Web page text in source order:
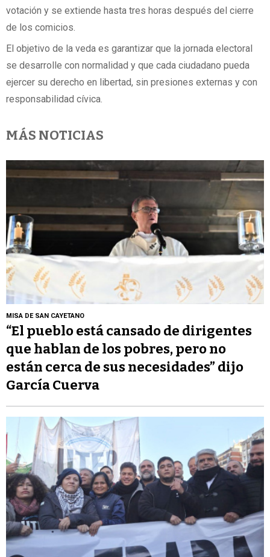
votación y se extiende hasta tres horas después del cierre
de los comicios.
El objetivo de la veda es garantizar que la jornada electoral
se desarrolle con normalidad y que cada ciudadano pueda
ejercer su derecho en libertad, sin presiones externas y con
responsabilidad cívica.
MÁS NOTICIAS
MISA DE SAN CAYETANO
“El pueblo está cansado de dirigentes
que hablan de los pobres, pero no
están cerca de sus necesidades” dijo
García Cuerva